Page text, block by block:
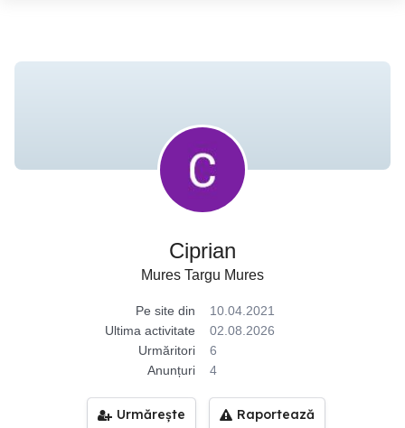
Ciprian
Mures Targu Mures
Pe site din
10.04.2021
Ultima activitate
02.08.2026
Urmăritori
6
Anunțuri
4
Urmărește Raportează